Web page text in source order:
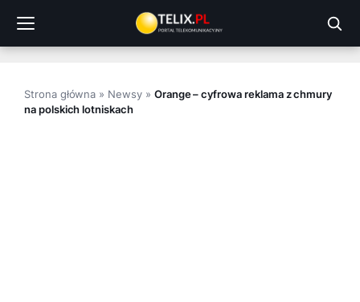
treści
Strona główna » Newsy» Orange – cyfrowa reklama z chmury
na polskich lotniskach